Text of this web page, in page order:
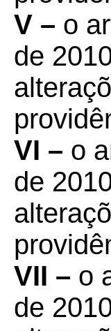
V – o
de
VI – o
de
VII – o
de